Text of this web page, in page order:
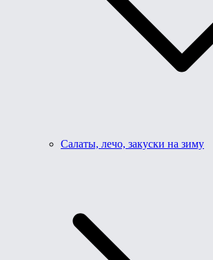
Салаты, лечо, закуски на зиму